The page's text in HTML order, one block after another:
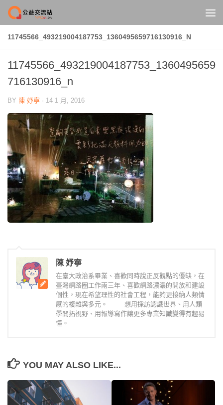
Skip to content
11745566_493219004187753_1360495659716130916_N
11745566_493219004187753_1360495659
716130916_n
BY 陳 妤寧 · 14 1 月, 2016
陳 妤寧
在臺大政治系畢業、喜歡同時說正反觀點的優缺，在
臺灣網路圈工作兩三年、喜歡網路濃濃的開放和建設
個性，現在希望理性的社會工程，能夠更接納人類情
感的複雜與多元。 想用採訪認識世界、用人類
學開拓視野、用報導寫作讓更多專業知識變得有趣易
懂。
YOU MAY ALSO LIKE...